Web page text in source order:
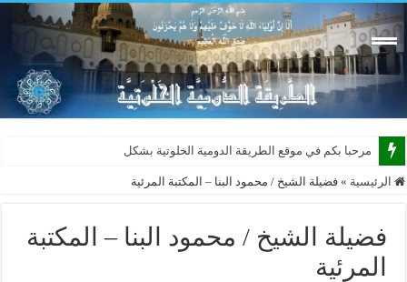
مرحبا بكم في موقع الطريقة الدومية الخلوتية بشكله الجديد
الرئيسية » فضيلة الشيخ / محمود البنا – المكتبة المرئية
فضيلة الشيخ / محمود البنا – المكتبة
المرئية